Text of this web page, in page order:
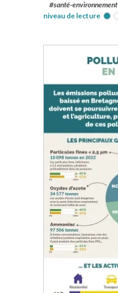
#santé-environnement
niveau de lecture